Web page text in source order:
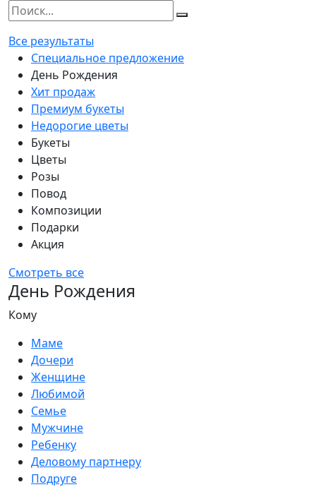
Все результаты
Специальное предложение
День Рождения
Хит продаж
Премиум букеты
Недорогие цветы
Букеты
Цветы
Розы
Повод
Композиции
Подарки
Акция
Смотреть все
День Рождения
Кому
Маме
Дочери
Женщине
Любимой
Семье
Мужчине
Ребенку
Деловому партнеру
Подруге